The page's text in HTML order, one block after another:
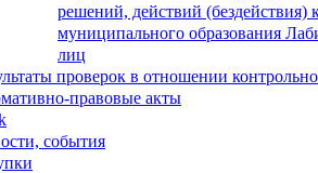
решений, действий (бездействия)
муниципального образования
лиц
проверок в отношении
правовые акты
события